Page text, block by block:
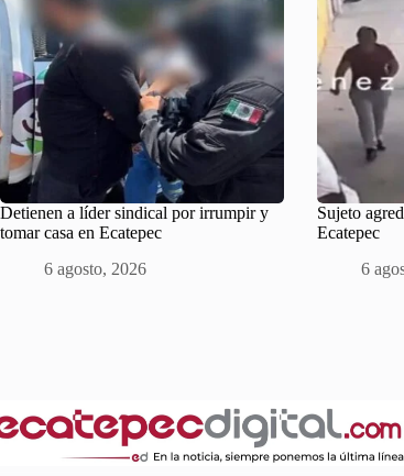
Detienen a líder sindical por irrumpir y
tomar casa en Ecatepec
6 agosto, 2026
Sujeto
Ecatepec
6